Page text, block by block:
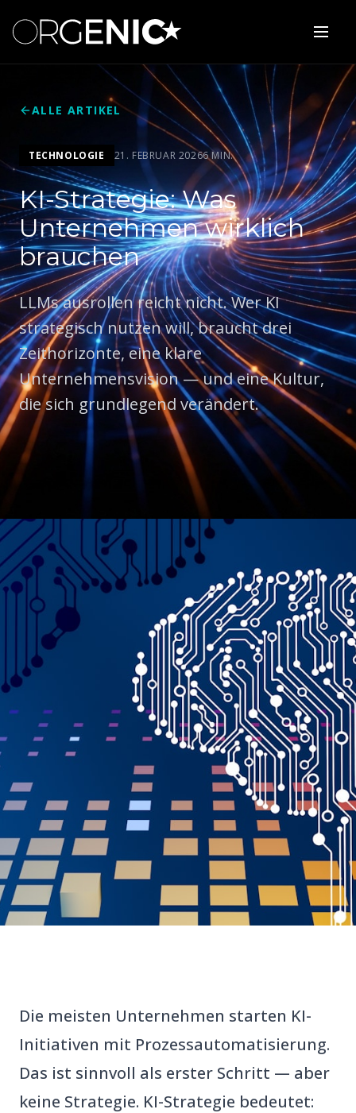
ALLE ARTIKEL
TECHNOLOGIE 21. FEBRUAR 20266 MIN.
KI-Strategie: Was
Unternehmen wirklich
brauchen
LLMs ausrollen reicht nicht. Wer KI
strategisch nutzen will, braucht drei
Zeithorizonte, eine klare
Unternehmensvision — und eine Kultur,
die sich grundlegend verändert.
Die meisten Unternehmen starten KI-
Initiativen mit Prozessautomatisierung.
Das ist sinnvoll als erster Schritt — aber
keine Strategie. KI-Strategie bedeutet: